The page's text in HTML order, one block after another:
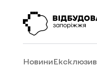
НовиниЕксклюзив